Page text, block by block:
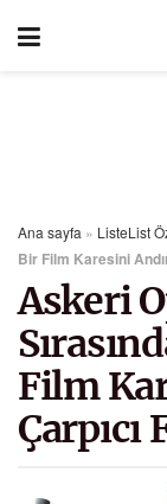
Ana sayfa » ListeList
Bir Film Karesini
Askeri
Film